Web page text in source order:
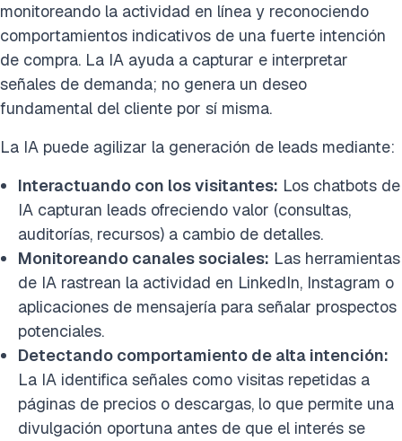
monitoreando la actividad en línea y reconociendo
comportamientos indicativos de una fuerte intención
de compra. La IA ayuda a capturar e interpretar
señales de demanda; no genera un deseo
fundamental del cliente por sí misma.
La IA puede agilizar la generación de leads mediante:
Interactuando con los visitantes: Los chatbots de
IA capturan leads ofreciendo valor (consultas,
auditorías, recursos) a cambio de detalles.
Monitoreando canales sociales: Las herramientas
de IA rastrean la actividad en LinkedIn, Instagram o
aplicaciones de mensajería para señalar prospectos
potenciales.
Detectando comportamiento de alta intención:
La IA identifica señales como visitas repetidas a
páginas de precios o descargas, lo que permite una
divulgación oportuna antes de que el interés se